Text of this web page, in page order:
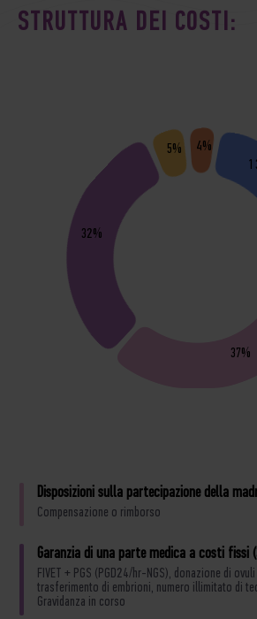
STRUTTURA DEI COSTI:
37%
32%
5% 4%
Disposizioni sulla partecipazione della
Compensazione o rimborso
Garanzia di una parte medica a costi fissi
FIVET + PGS (PGD24/hr-NGS), donazione di
trasferimento di embrioni, numero illimitato di
Gravidanza in corso